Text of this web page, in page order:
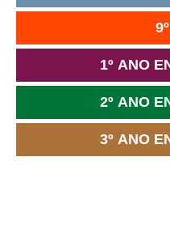
1º ANO
2º ANO
3º ANO